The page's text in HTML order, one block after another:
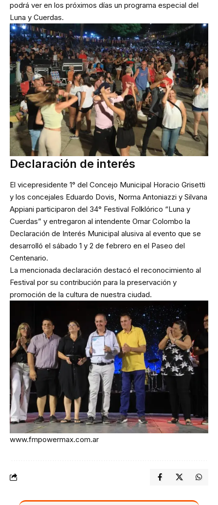
podrá ver en los próximos días un programa especial del
Luna y Cuerdas.
Declaración de interés
El vicepresidente 1° del Concejo Municipal Horacio Grisetti
y los concejales Eduardo Dovis, Norma Antoniazzi y Silvana
Appiani participaron del 34° Festival Folklórico “Luna y
Cuerdas” y entregaron al intendente Omar Colombo la
Declaración de Interés Municipal alusiva al evento que se
desarrolló el sábado 1 y 2 de febrero en el Paseo del
Centenario.
La mencionada declaración destacó el reconocimiento al
Festival por su contribución para la preservación y
promoción de la cultura de nuestra ciudad.
www.fmpowermax.com.ar